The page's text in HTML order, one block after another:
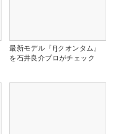
最新モデル『FJクオンタム』
を石井良介プロがチェック